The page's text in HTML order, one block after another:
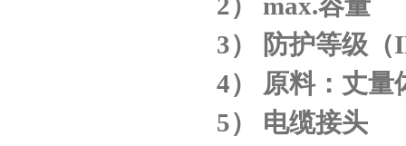
3） 防护等级（
4） 原料：丈量
5） 电缆接头